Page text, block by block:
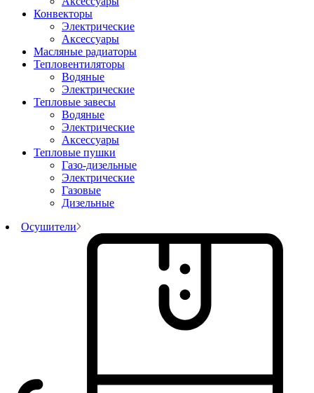
Конвекторы
Электрические
Аксессуары
Масляные радиаторы
Тепловентиляторы
Водяные
Электрические
Тепловые завесы
Водяные
Электрические
Аксессуары
Тепловые пушки
Газо-дизельные
Электрические
Газовые
Дизельные
Осушители